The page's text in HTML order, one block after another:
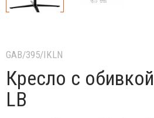
GAB/395/IKLN
Кресло с
LB